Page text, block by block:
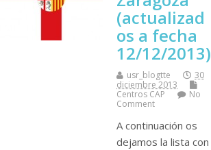
(actualizad
os a fecha
12/12/2013)
usr_blogtte
30
diciembre 2013
Centros CAP
No
Comment
A continuación os
dejamos la lista con